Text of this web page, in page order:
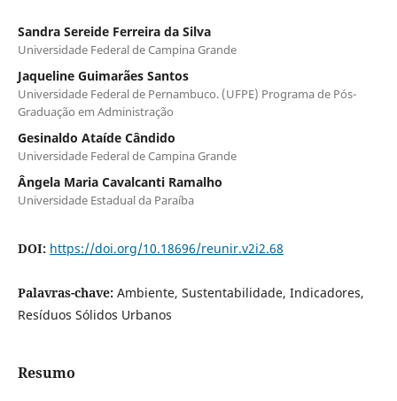
Sandra Sereide Ferreira da Silva
Universidade Federal de Campina Grande
Jaqueline Guimarães Santos
Universidade Federal de Pernambuco. (UFPE) Programa de Pós-
Graduação em Administração
Gesinaldo Ataíde Cândido
Universidade Federal de Campina Grande
Ângela Maria Cavalcanti Ramalho
Universidade Estadual da Paraíba
DOI: https://doi.org/10.18696/reunir.v2i2.68
Palavras-chave: Ambiente, Sustentabilidade, Indicadores,
Resíduos Sólidos Urbanos
Resumo